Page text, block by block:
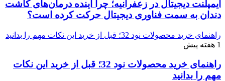
ایمپلنت دیجیتال در زعفرانیه؛ چرا آینده درمان‌های کاشت
دندان به سمت فناوری دیجیتال حرکت کرده است؟
راهنمای خرید محصولات نود 32؛ قبل از خرید این نکات مهم را بدانید
1 هفته پیش
راهنمای خرید محصولات نود 32؛ قبل از خرید این نکات
مهم را بدانید